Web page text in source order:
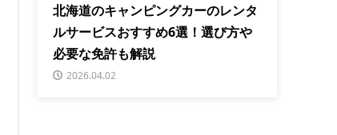
北海道のキャンピングカーのレンタ
ルサービスおすすめ6選！選び方や
必要な免許も解説
2026.04.02